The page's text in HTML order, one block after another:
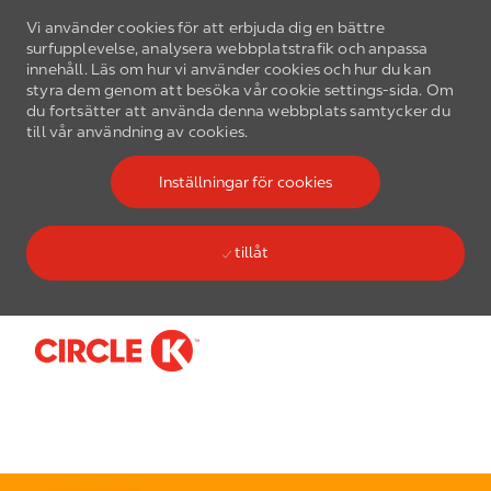
Vi använder cookies för att erbjuda dig en bättre
surfupplevelse, analysera webbplatstrafik och anpassa
innehåll. Läs om hur vi använder cookies och hur du kan
styra dem genom att besöka vår cookie settings-sida. Om
du fortsätter att använda denna webbplats samtycker du
till vår användning av cookies.
Inställningar för cookies
tillåt